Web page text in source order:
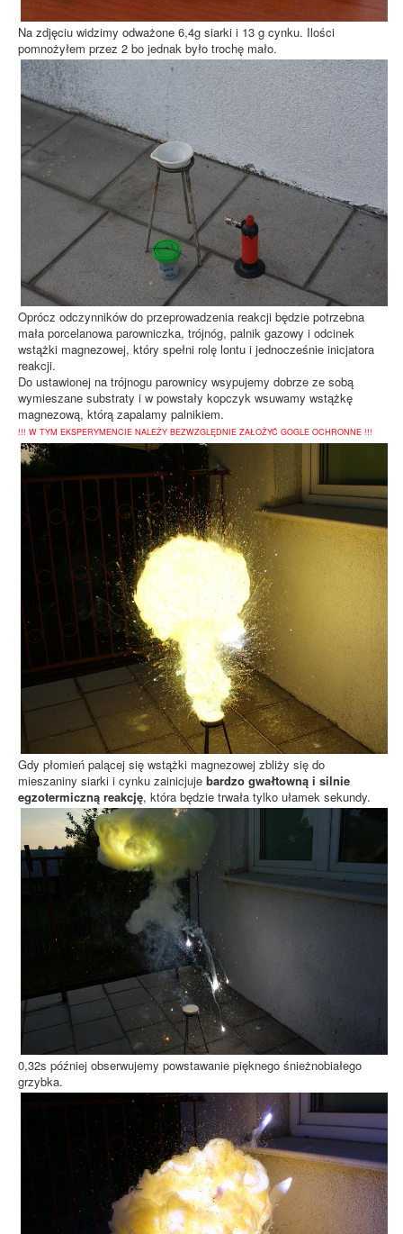
Na zdjęciu widzimy odważone 6,4g siarki i 13 g cynku. Ilości
pomnożyłem przez 2 bo jednak było trochę mało.
Oprócz odczynników do przeprowadzenia reakcji będzie potrzebna
mała porcelanowa parowniczka, trójnóg, palnik gazowy i odcinek
wstążki magnezowej, który spełni rolę lontu i jednocześnie inicjatora
reakcji.
Do ustawionej na trójnogu parownicy wsypujemy dobrze ze sobą
wymieszane substraty i w powstały kopczyk wsuwamy wstążkę
magnezową, którą zapalamy palnikiem.
!!! W TYM EKSPERYMENCIE NALEŻY BEZWZGLĘDNIE ZAŁOŻYĆ GOGLE OCHRONNE !!!
Gdy płomień palącej się wstążki magnezowej zbliży się do
mieszaniny siarki i cynku zainicjuje bardzo gwałtowną i silnie
egzotermiczną reakcję, która będzie trwała tylko ułamek sekundy.
0,32s później obserwujemy powstawanie pięknego śnieżnobiałego
grzybka.